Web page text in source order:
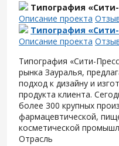
Типография
Описание проекта
Типография
Описание проекта
Типография «Сити-
рынка Зауралья,
подход к дизайну и
продукта клиента.
более 300 крупных
фармацевтической,
косметической
Отрасль